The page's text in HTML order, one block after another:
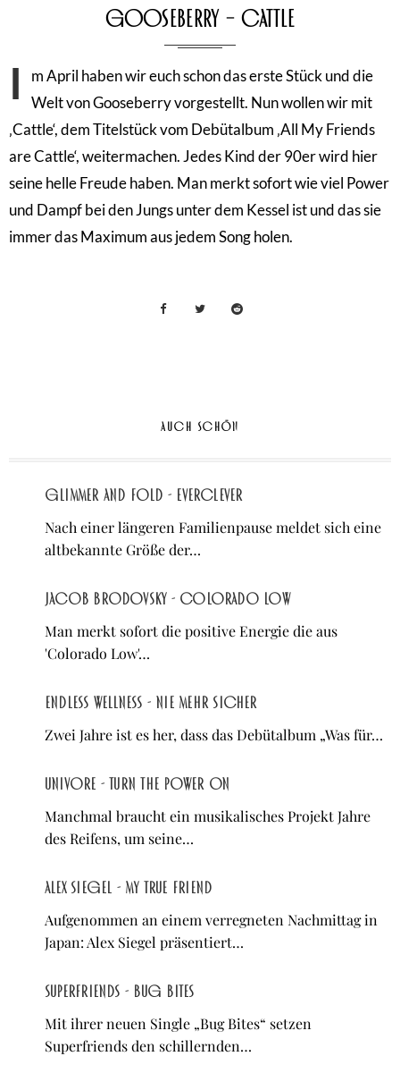
Gooseberry – Cattle
I
m April haben wir euch schon das erste Stück und die
Welt von Gooseberry vorgestellt. Nun wollen wir mit
‚Cattle‘, dem Titelstück vom Debütalbum ‚All My Friends
are Cattle‘, weitermachen. Jedes Kind der 90er wird hier
seine helle Freude haben. Man merkt sofort wie viel Power
und Dampf bei den Jungs unter dem Kessel ist und das sie
immer das Maximum aus jedem Song holen.
AUCH SCHÖN
Glimmer and Fold - Everclever
Nach einer längeren Familienpause meldet sich eine
altbekannte Größe der…
Jacob Brodovsky - Colorado Low
Man merkt sofort die positive Energie die aus
'Colorado Low'…
Endless Wellness - Nie mehr sicher
Zwei Jahre ist es her, dass das Debütalbum „Was für…
Univore - Turn the Power On
Manchmal braucht ein musikalisches Projekt Jahre
des Reifens, um seine…
Alex Siegel - My True Friend
Aufgenommen an einem verregneten Nachmittag in
Japan: Alex Siegel präsentiert…
Superfriends - Bug Bites
Mit ihrer neuen Single „Bug Bites“ setzen
Superfriends den schillernden…